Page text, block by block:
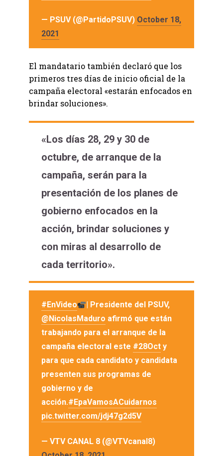
— PSUV (@PartidoPSUV) October 18,
2021
El mandatario también declaró que los
primeros tres días de inicio oficial de la
campaña electoral «estarán enfocados en
brindar soluciones».
«Los días 28, 29 y 30 de
octubre, de arranque de la
campaña, serán para la
presentación de los planes de
gobierno enfocados en la
acción, brindar soluciones y
con miras al desarrollo de
cada territorio».
#EnVideo
| Presidente del PSUV,
@NicolasMaduro afirmó que están
trabajando para el arranque de la
campaña electoral este #28Oct y
para que cada candidato y candidata
presenten sus programas de
gobierno y de
acción.#EpaVamosACuidarnos
pic.twitter.com/jdj47g2d5V
— VTV CANAL 8 (@VTVcanal8)